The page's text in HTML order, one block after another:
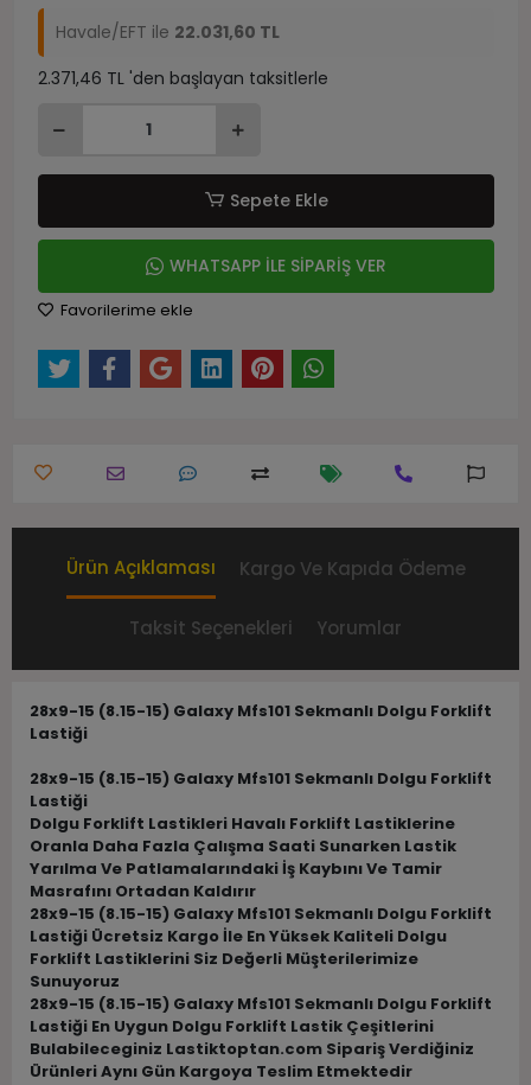
Havale/EFT ile 22.031,60 TL
2.371,46 TL 'den başlayan taksitlerle
Sepete Ekle
WHATSAPP İLE SİPARİŞ VER
Favorilerime ekle
Ürün Açıklaması Kargo Ve Kapıda Ödeme
Taksit Seçenekleri Yorumlar
28x9-15 (8.15-15) Galaxy Mfs101 Sekmanlı Dolgu Forklift
Lastiği
28x9-15 (8.15-15) Galaxy Mfs101 Sekmanlı Dolgu Forklift
Lastiği
Dolgu Forklift Lastikleri Havalı Forklift Lastiklerine
Oranla Daha Fazla Çalışma Saati Sunarken Lastik
Yarılma Ve Patlamalarındaki İş Kaybını Ve Tamir
Masrafını Ortadan Kaldırır
28x9-15 (8.15-15) Galaxy Mfs101 Sekmanlı Dolgu Forklift
Lastiği Ücretsiz Kargo İle En Yüksek Kaliteli Dolgu
Forklift Lastiklerini Siz Değerli Müşterilerimize
Sunuyoruz
28x9-15 (8.15-15) Galaxy Mfs101 Sekmanlı Dolgu Forklift
Lastiği En Uygun Dolgu Forklift Lastik Çeşitlerini
Bulabileceginiz Lastiktoptan.com Sipariş Verdiğiniz
Ürünleri Aynı Gün Kargoya Teslim Etmektedir